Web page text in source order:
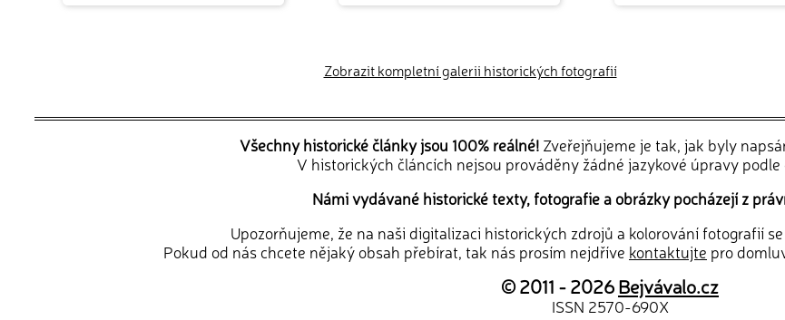
Zobrazit kompletní galerii historických fotografií
Všechny historické články jsou 100% reálné! Zveřejňujeme je tak, jak byly
V historických článcích nejsou prováděny žádné jazykové úpravy podle
Námi vydávané historické texty, fotografie a obrázky pocházejí z
Upozorňujeme, že na naši digitalizaci historických zdrojů a kolorování fotografií
Pokud od nás chcete nějaký obsah přebírat, tak nás prosím nejdříve kontaktujte pro
© 2011 - 2026Bejvávalo.cz
ISSN 2570-690X